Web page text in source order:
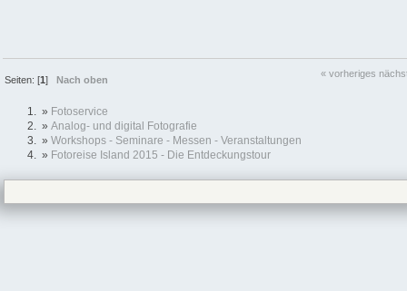
Seiten: [1]Nach oben
« vorheriges
» Fotoservice
» Analog- und digital Fotografie
» Workshops - Seminare - Messen - Veranstaltungen
» Fotoreise Island 2015 - Die Entdeckungstour